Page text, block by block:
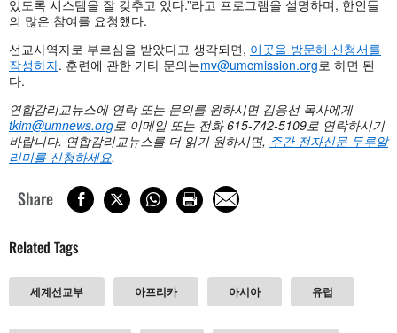
있도록 시스템을 잘 갖추고 있다.”라고 프로그램을 설명하며, 한인들
의 많은 참여를 요청했다.
선교사역자로 부르심을 받았다고 생각되면, 이곳을 방문해 신청서를
작성하자. 훈련에 관한 기타 문의는mv@umcmission.org로 하면 된
다.
연합감리교뉴스에 연락 또는 문의를 원하시면 김응선 목사에게
tkim@umnews.org로 이메일 또는 전화615-742-5109로 연락하시기
바랍니다. 연합감리교뉴스를 더 읽기 원하시면, 주간 전자신문 두루알
리미를 신청하세요.
Share
Related Tags
세계선교부 아프리카 아시아 유럽